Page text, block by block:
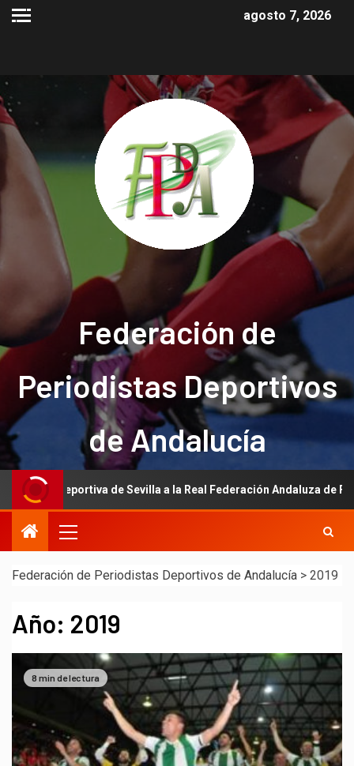
agosto 7, 2026
Federación de
Periodistas Deportivos
de Andalucía
de Sevilla a la Real Federación Andaluza de Fútbol
Federación de Periodistas Deportivos de Andalucía > 2019
Año: 2019
8 min de lectura